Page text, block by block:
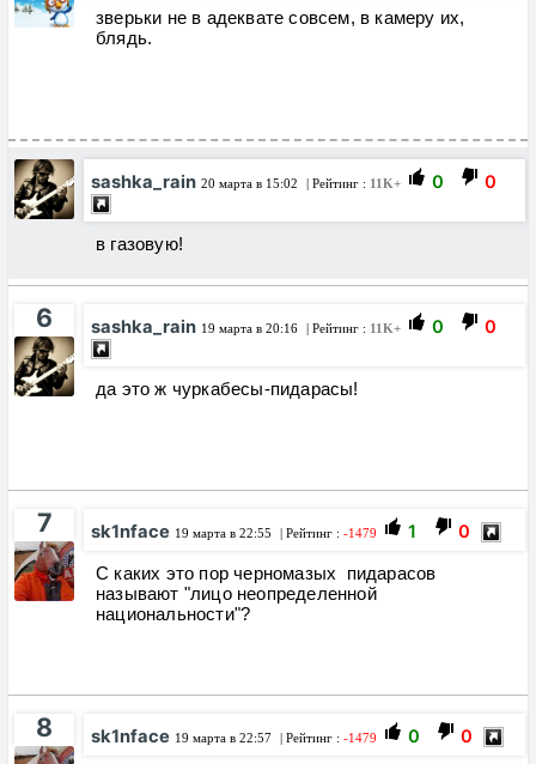
зверьки не в адеквате совсем, в камеру их,
блядь.
sashka_rain 20 марта в 15:02 | Рейтинг : 11K+ 0 0
в газовую!
6 sashka_rain 19 марта в 20:16 | Рейтинг : 11K+ 0 0
да это ж чуркабесы-пидарасы!
7 sk1nface 19 марта в 22:55 | Рейтинг : -1479 1 0
С каких это пор черномазых пидарасов
называют "лицо неопределенной
национальности"?
8 sk1nface 19 марта в 22:57 | Рейтинг : -1479 0 0